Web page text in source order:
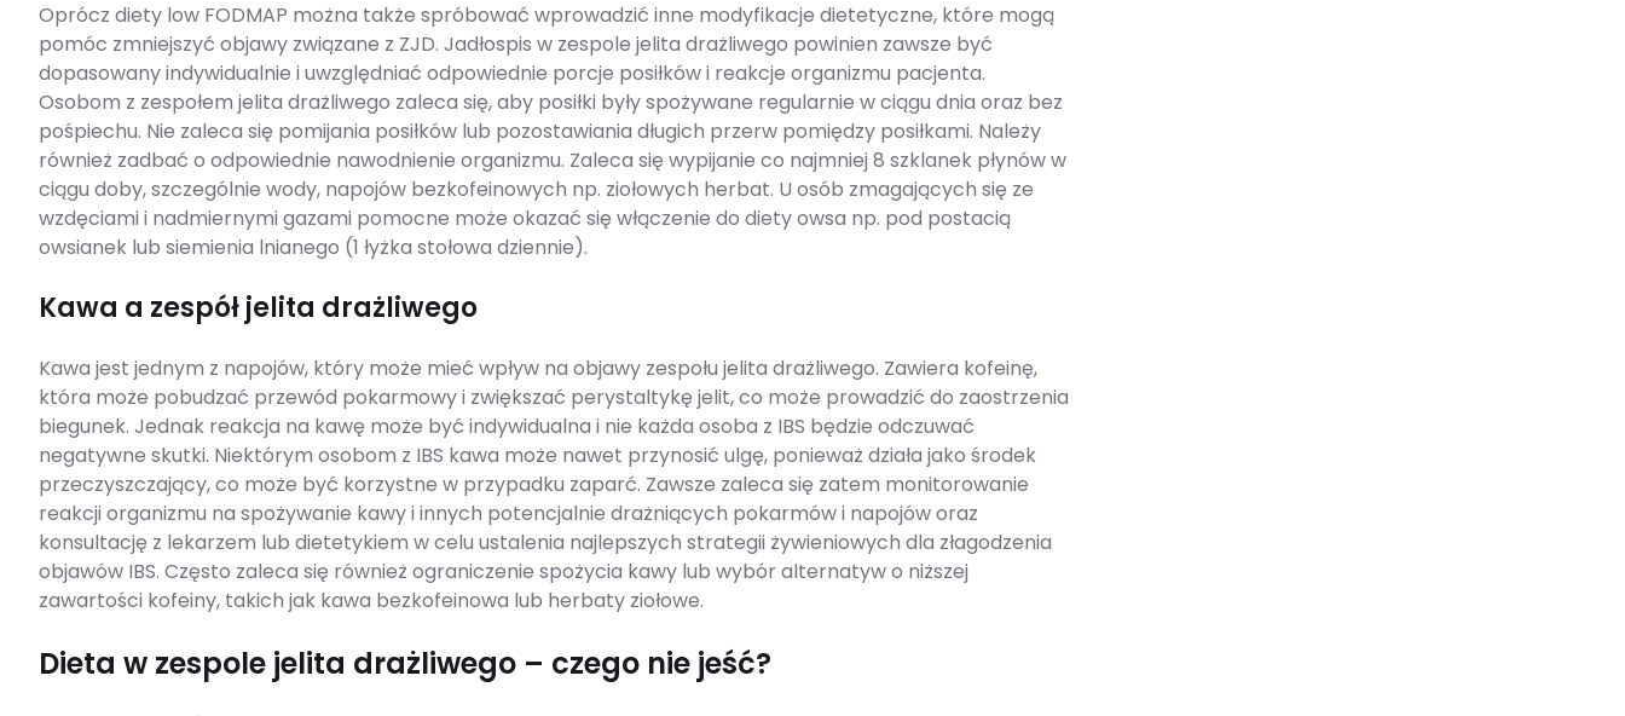
Oprócz diety low FODMAP można także spróbować wprowadzić inne modyfikacje dietetyczne, które mogą
pomóc zmniejszyć objawy związane z ZJD. Jadłospis w zespole jelita drażliwego powinien zawsze być
dopasowany indywidualnie i uwzględniać odpowiednie porcje posiłków i reakcje organizmu pacjenta.
Osobom z zespołem jelita drażliwego zaleca się, aby posiłki były spożywane regularnie w ciągu dnia oraz bez
pośpiechu. Nie zaleca się pomijania posiłków lub pozostawiania długich przerw pomiędzy posiłkami. Należy
również zadbać o odpowiednie nawodnienie organizmu. Zaleca się wypijanie co najmniej 8 szklanek płynów w
ciągu doby, szczególnie wody, napojów bezkofeinowych np. ziołowych herbat. U osób zmagających się ze
wzdęciami i nadmiernymi gazami pomocne może okazać się włączenie do diety owsa np. pod postacią
owsianek lub siemienia lnianego (1 łyżka stołowa dziennie).
Kawa a zespół jelita drażliwego
Kawa jest jednym z napojów, który może mieć wpływ na objawy zespołu jelita drażliwego. Zawiera kofeinę,
która może pobudzać przewód pokarmowy i zwiększać perystaltykę jelit, co może prowadzić do zaostrzenia
biegunek. Jednak reakcja na kawę może być indywidualna i nie każda osoba z IBS będzie odczuwać
negatywne skutki. Niektórym osobom z IBS kawa może nawet przynosić ulgę, ponieważ działa jako środek
przeczyszczający, co może być korzystne w przypadku zaparć. Zawsze zaleca się zatem monitorowanie
reakcji organizmu na spożywanie kawy i innych potencjalnie drażniących pokarmów i napojów oraz
konsultację z lekarzem lub dietetykiem w celu ustalenia najlepszych strategii żywieniowych dla złagodzenia
objawów IBS. Często zaleca się również ograniczenie spożycia kawy lub wybór alternatyw o niższej
zawartości kofeiny, takich jak kawa bezkofeinowa lub herbaty ziołowe.
Dieta w zespole jelita drażliwego – czego nie jeść?